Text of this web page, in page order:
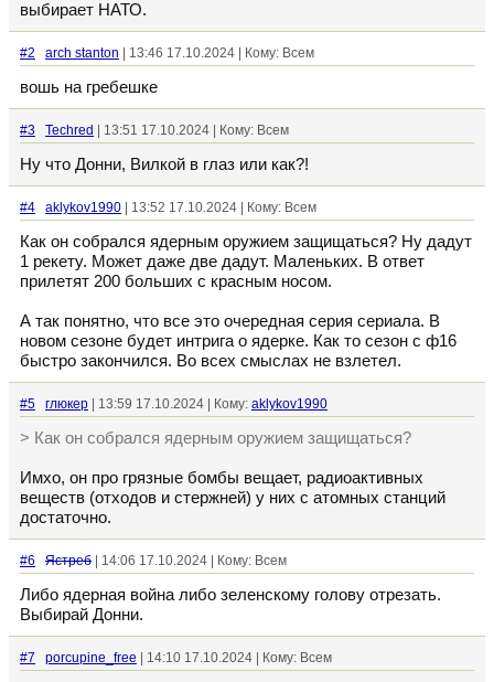
выбирает НАТО.
#2 arch stanton | 13:46 17.10.2024 | Кому: Всем
вошь на гребешке
#3 Techred | 13:51 17.10.2024 | Кому: Всем
Ну что Донни, Вилкой в глаз или как?!
#4 aklykov1990 | 13:52 17.10.2024 | Кому: Всем
Как он собрался ядерным оружием защищаться? Ну дадут
1 рекету. Может даже две дадут. Маленьких. В ответ
прилетят 200 больших с красным носом.
А так понятно, что все это очередная серия сериала. В
новом сезоне будет интрига о ядерке. Как то сезон с ф16
быстро закончился. Во всех смыслах не взлетел.
#5 глюкер | 13:59 17.10.2024 | Кому: aklykov1990
> Как он собрался ядерным оружием защищаться?
Имхо, он про грязные бомбы вещает, радиоактивных
веществ (отходов и стержней) у них с атомных станций
достаточно.
#6 Ястреб | 14:06 17.10.2024 | Кому: Всем
Либо ядерная война либо зеленскому голову отрезать.
Выбирай Донни.
#7 porcupine_free | 14:10 17.10.2024 | Кому: Всем